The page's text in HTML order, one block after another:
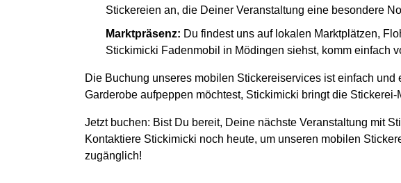
Stickereien an, die Deiner Veranstaltung eine besondere
Marktpräsenz: Du findest uns auf lokalen Marktplätzen,
Stickimicki Fadenmobil in Mödingen siehst, komm einfach
Die Buchung unseres mobilen Stickereiservices ist einfach
Garderobe aufpeppen möchtest, Stickimicki bringt die
Jetzt buchen: Bist Du bereit, Deine nächste Veranstaltung mit
Kontaktiere Stickimicki noch heute, um unseren mobilen
zugänglich!